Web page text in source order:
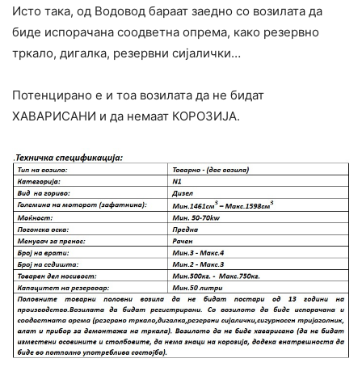
Исто така, од Водовод бараат заедно со возилата да
биде испорачана соодветна опрема, како резервно
тркало, дигалка, резервни сијалички…
Потенцирано е и тоа возилата да не бидат
ХАВАРИСАНИ и да немаат КОРОЗИЈА.